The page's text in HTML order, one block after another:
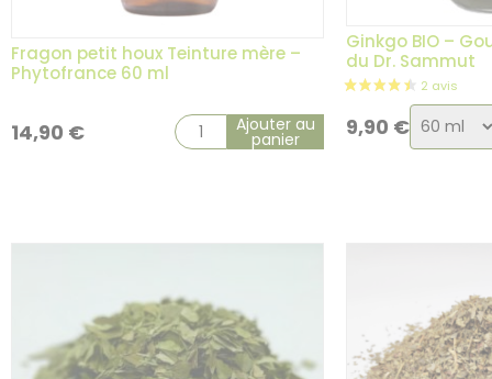
Fragon petit houx Teinture mère –
Phytofrance 60 ml
14,90 € Ajouter au
panier
Ginkgo BIO –
du Dr. Sammut
9,90 €Choix
de